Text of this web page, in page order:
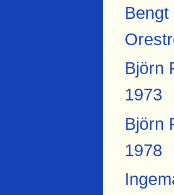
Bengt
Björn
1973
Björn
1978